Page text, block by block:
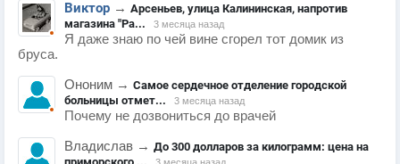
Виктор → Арсеньев, улица Калининская, напротив
магазина "Ра...
3 месяца назад
Я даже знаю по чей вине сгорел тот домик из
бруса.
Ононим → Самое сердечное отделение городской
больницы отмет...
3 месяца назад
Почему не дозвониться до врачей
Владислав → До 300 долларов за килограмм: цена на